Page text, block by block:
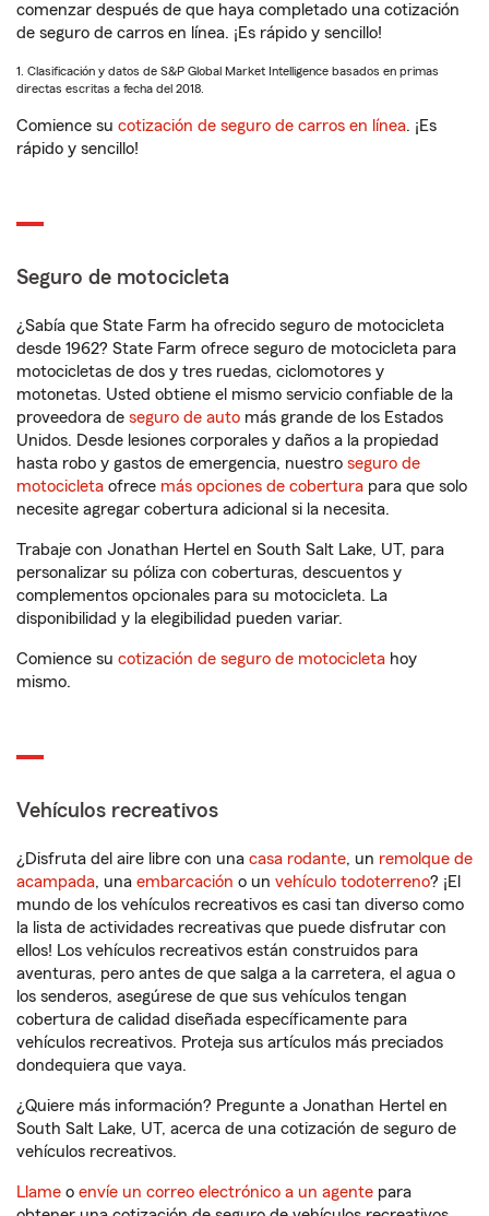
comenzar después de que haya completado una cotización
de seguro de carros en línea. ¡Es rápido y sencillo!
1. Clasificación y datos de S&P Global Market Intelligence basados en primas
directas escritas a fecha del 2018.
Comience su cotización de seguro de carros en línea. ¡Es
rápido y sencillo!
Seguro de motocicleta
¿Sabía que State Farm ha ofrecido seguro de motocicleta
desde 1962? State Farm ofrece seguro de motocicleta para
motocicletas de dos y tres ruedas, ciclomotores y
motonetas. Usted obtiene el mismo servicio confiable de la
proveedora de seguro de auto más grande de los Estados
Unidos. Desde lesiones corporales y daños a la propiedad
hasta robo y gastos de emergencia, nuestro seguro de
motocicleta ofrece más opciones de cobertura para que solo
necesite agregar cobertura adicional si la necesita.
Trabaje con Jonathan Hertel en South Salt Lake, UT, para
personalizar su póliza con coberturas, descuentos y
complementos opcionales para su motocicleta. La
disponibilidad y la elegibilidad pueden variar.
Comience su cotización de seguro de motocicleta hoy
mismo.
Vehículos recreativos
¿Disfruta del aire libre con una casa rodante, un remolque de
acampada, una embarcación o un vehículo todoterreno? ¡El
mundo de los vehículos recreativos es casi tan diverso como
la lista de actividades recreativas que puede disfrutar con
ellos! Los vehículos recreativos están construidos para
aventuras, pero antes de que salga a la carretera, el agua o
los senderos, asegúrese de que sus vehículos tengan
cobertura de calidad diseñada específicamente para
vehículos recreativos. Proteja sus artículos más preciados
dondequiera que vaya.
¿Quiere más información? Pregunte a Jonathan Hertel en
South Salt Lake, UT, acerca de una cotización de seguro de
vehículos recreativos.
Llame o envíe un correo electrónico a un agente para